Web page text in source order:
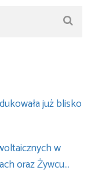
już blisko
w
oraz Żywcu…